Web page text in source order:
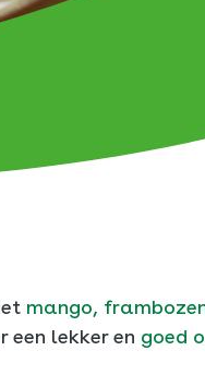
mango,
een lekker en goed